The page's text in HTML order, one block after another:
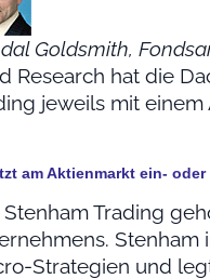
Goldsmith,
Research hat die
jeweils mit
am Aktienmarkt ein-
Stenham Trading
Stenham
Strategien und